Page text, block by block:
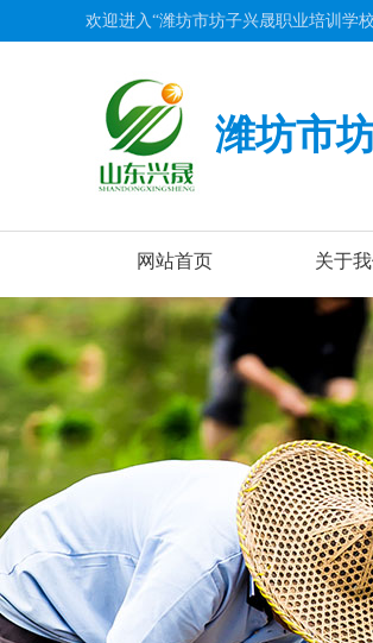
欢迎进入“潍坊市坊子兴晟职业培训学校
潍坊市
网站首页 关于